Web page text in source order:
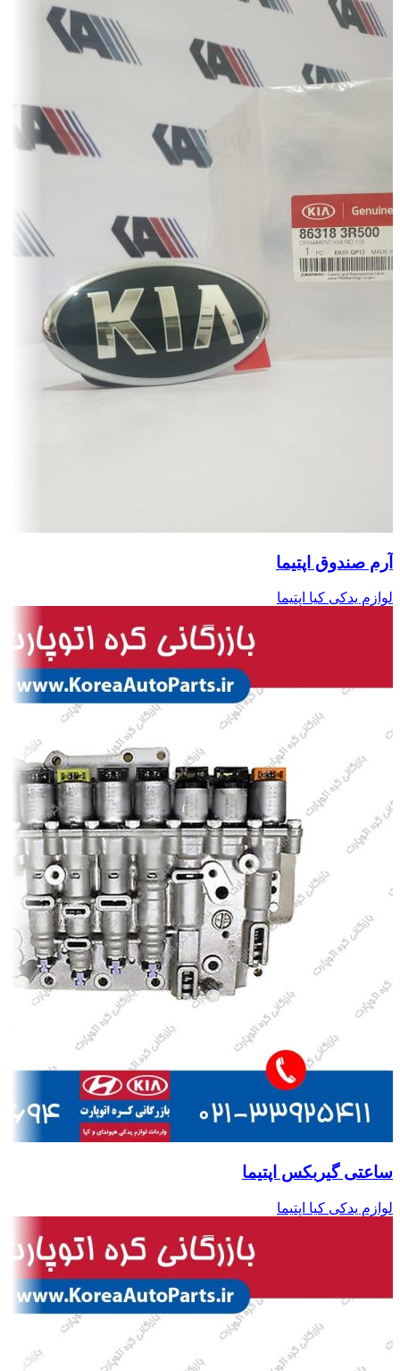
آرم صندوق اپتیما
لوازم یدکی کیا اپتیما
ساعتی گیربکس اپتیما
لوازم یدکی کیا اپتیما